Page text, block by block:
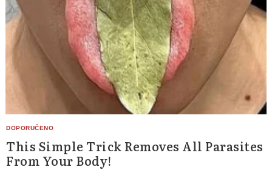
This Simple Trick Removes All Parasites
From Your Body!
for: